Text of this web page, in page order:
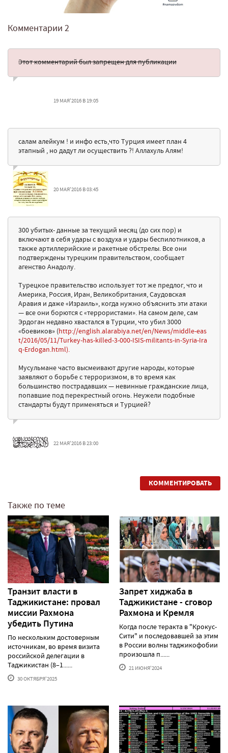
Комментарии 2
Этот комментарий был запрещен для публикации
19 МАЯ'2016 В 19:05
салам алейкум ! и инфо есть,что Турция имеет план 4
этапный , но дадут ли осуществить ?! Аллахуль Алям!
20 МАЯ'2016 В 03:45
300 убитых- данные за текущий месяц (до сих пор) и
включают в себя удары с воздуха и удары беспилотников, а
также артиллерийские и ракетные обстрелы. Все они
подтверждены турецким правительством, сообщает
агенство Анадолу.
Турецкое правительство использует тот же предлог, что и
Америка, Россия, Иран, Великобритания, Саудовская
Аравия и даже «Израиль», когда нужно объяснить эти атаки
— все они борются с «террористами». На самом деле, сам
Эрдоган недавно хвастался в Турции, что убил 3000
«боевиков» (http://english.alarabiya.net/en/News/middle-eas
t/2016/05/11/Turkey-has-killed-3-000-ISIS-militants-in-Syria-Ira
q-Erdogan.html).
Мусульмане часто высмеивают другие народы, которые
заявляют о борьбе с терроризмом, в то время как
большинство пострадавших — невинные гражданские лица,
попавшие под перекрестный огонь. Неужели подобные
стандарты будут применяться и Турцией?
22 МАЯ'2016 В 23:00
КОММЕНТИРОВАТЬ
Также по теме
Транзит власти в
Таджикистане: провал
миссии Рахмона
убедить Путина
По нескольким достоверным
источникам, во время визита
российской делегации в
Таджикистан (8–1......
30 ОКТЯБРЯ'2025
Запрет хиджаба в
Таджикистане - сговор
Рахмона и Кремля
Когда после теракта в "Крокус-
Сити" и последовавшей за этим
в России волны таджикофобии
произошла п......
21 ИЮНЯ'2024